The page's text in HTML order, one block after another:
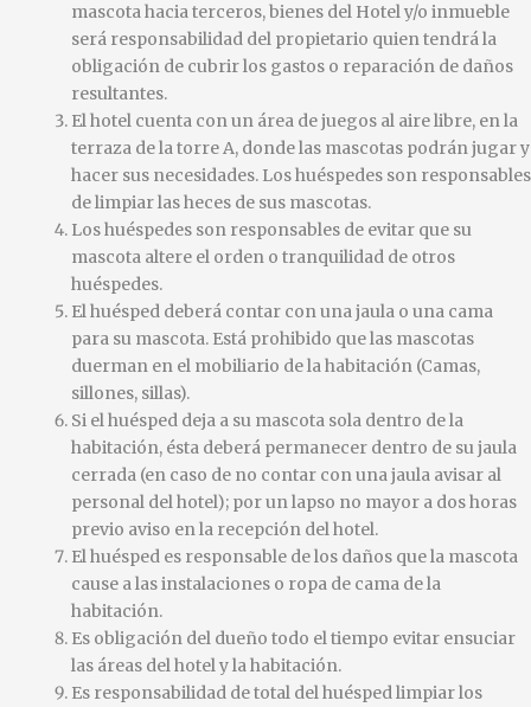
mascota hacia terceros, bienes del Hotel y/o inmueble
será responsabilidad del propietario quien tendrá la
obligación de cubrir los gastos o reparación de daños
resultantes.
El hotel cuenta con un área de juegos al aire libre, en la
terraza de la torre A, donde las mascotas podrán jugar y
hacer sus necesidades. Los huéspedes son responsables
de limpiar las heces de sus mascotas.
Los huéspedes son responsables de evitar que su
mascota altere el orden o tranquilidad de otros
huéspedes.
El huésped deberá contar con una jaula o una cama
para su mascota. Está prohibido que las mascotas
duerman en el mobiliario de la habitación (Camas,
sillones, sillas).
Si el huésped deja a su mascota sola dentro de la
habitación, ésta deberá permanecer dentro de su jaula
cerrada (en caso de no contar con una jaula avisar al
personal del hotel); por un lapso no mayor a dos horas
previo aviso en la recepción del hotel.
El huésped es responsable de los daños que la mascota
cause a las instalaciones o ropa de cama de la
habitación.
Es obligación del dueño todo el tiempo evitar ensuciar
las áreas del hotel y la habitación.
Es responsabilidad de total del huésped limpiar los